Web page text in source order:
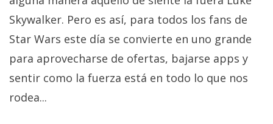
+
Más
temas
Sorteos
Skywalker. Pero es así, para todos los fans de
Star Wars este día se convierte en uno grande
para aprovecharse de ofertas, bajarse apps y
sentir como la fuerza está en todo lo que nos
rodea...